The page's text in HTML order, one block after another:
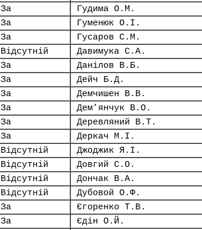
За Гудима О.М.
За Гуменюк О.І.
За Гусаров С.М.
Відсутній Давимука С.А.
За Данілов В.Б.
За Дейч Б.Д.
За Демчишен В.В.
За Дем’янчук В.О.
За Деревляний В.Т.
За Деркач М.І.
Відсутній Джоджик Я.І.
Відсутній Довгий С.О.
Відсутній Дончак В.А.
Відсутній Дубовой О.Ф.
За Єгоренко Т.В.
За Єдін О.Й.